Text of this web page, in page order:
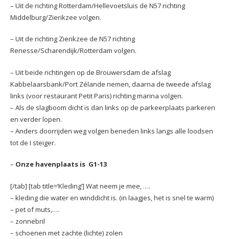
– Uit de richting Rotterdam/Hellevoetsluis de N57 richting
Middelburg/Zierikzee volgen.
– Uit de richting Zierikzee de N57 richting
Renesse/Scharendijk/Rotterdam volgen.
– Uit beide richtingen op de Brouwersdam de afslag
Kabbelaarsbank/Port Zélande nemen, daarna de tweede afslag
links (voor restaurant Petit Paris) richting marina volgen.
– Als de slagboom dicht is dan links op de parkeerplaats parkeren
en verder lopen.
– Anders doorrijden weg volgen beneden links langs alle loodsen
tot de I steiger.
– Onze havenplaats is G1-13
[/tab] [tab title=’Kleding’] Wat neem je mee, ….
– kleding die water en winddicht is. (in laagjes, het is snel te warm)
– pet of muts,….
– zonnebril
– schoenen met zachte (lichte) zolen